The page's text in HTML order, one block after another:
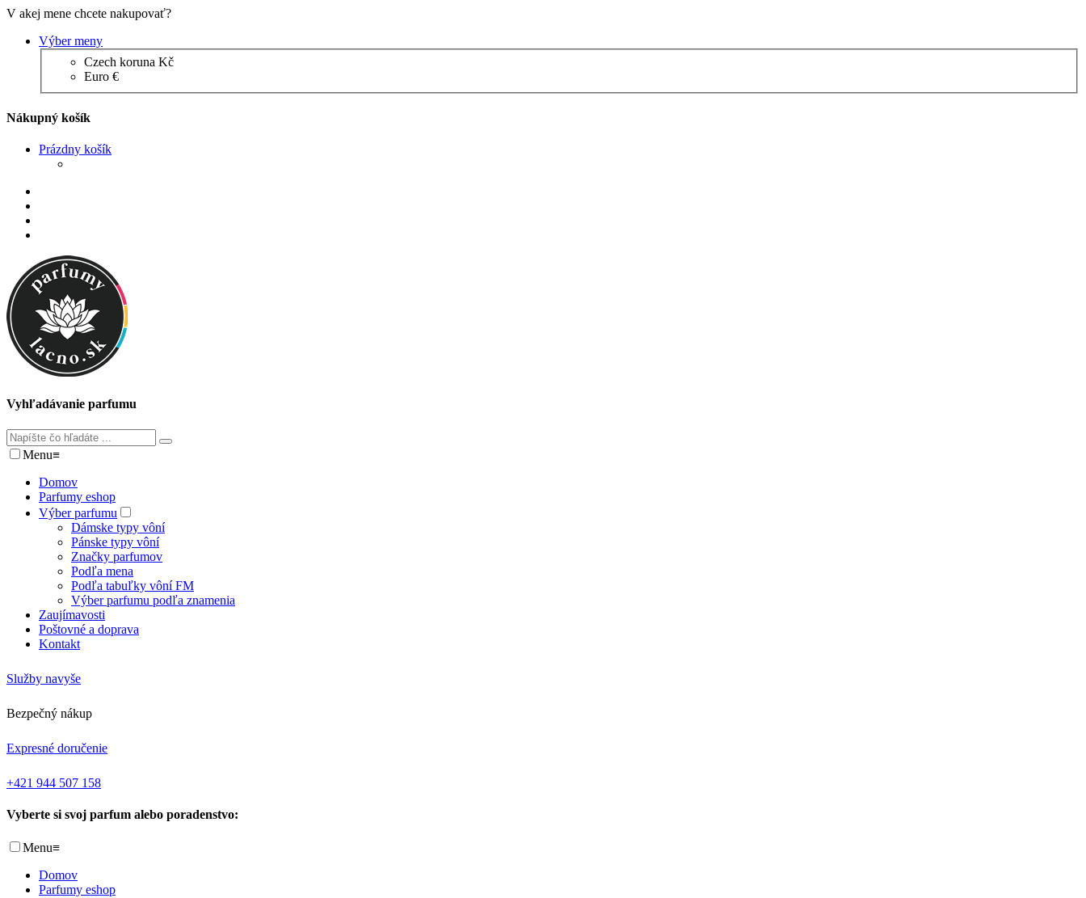
V akej mene chcete nakupovať?
Výber meny
Czech koruna Kč
Euro €
Nákupný košík
Prázdny košík
Vyhľadávanie parfumu
Menu≡
Domov
Parfumy eshop
Výber parfumu
Dámske typy vôní
Pánske typy vôní
Značky parfumov
Podľa mena
Podľa tabuľky vôní FM
Výber parfumu podľa znamenia
Zaujímavosti
Poštovné a doprava
Kontakt
Služby navyše
Bezpečný nákup
Expresné doručenie
+421 944 507 158
Vyberte si svoj parfum alebo poradenstvo:
Menu≡
Domov
Parfumy eshop